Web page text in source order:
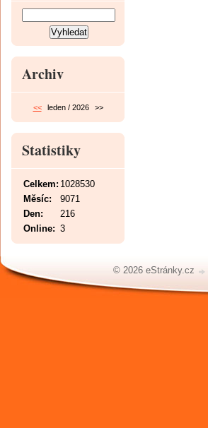
Archiv
<< leden / 2026 >>
Statistiky
Online: 3
Celkem: 1028530
Měsíc:
9071
Den:
216
© 2026 eStránky.cz